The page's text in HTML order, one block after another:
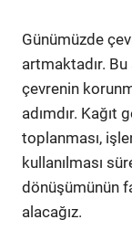
Günümüzde
artmaktadır.
çevrenin
adımdır. Kağıt
toplanması,
kullanılması
dönüşümünün
alacağız.